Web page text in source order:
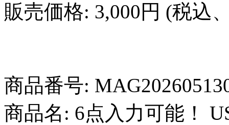
販売価格: 3,000円 (税込
商品番号:
商品名: 6点入力可能！